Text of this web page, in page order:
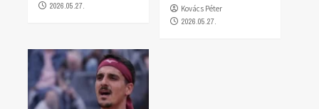
2026.05.27.
Kovács Péter
2026.05.27.